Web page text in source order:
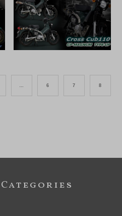
… 6 7 8